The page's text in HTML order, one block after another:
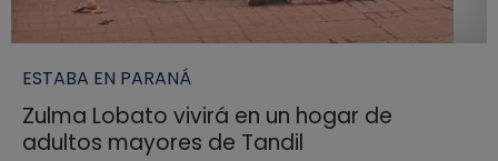
ESTABA EN PARANÁ
Zulma Lobato vivirá en un hogar de
adultos mayores de Tandil